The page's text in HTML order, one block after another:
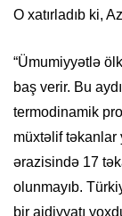
O xatırladıb ki,
“Ümumiyyətlə
baş verir. Bu
termodinamik
müxtəlif təkanlar
ərazisində 17
olunmayıb.
bir aidiyyatı